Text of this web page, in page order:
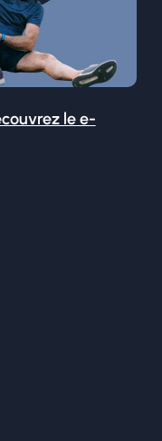
le e-